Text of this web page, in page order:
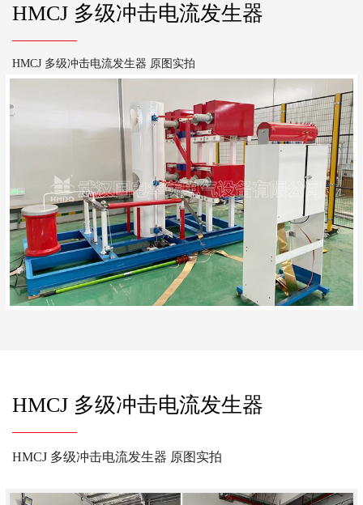
HMCJ 多级冲击电流发生器
HMCJ 多级冲击电流发生器 原图实拍
HMCJ 多级冲击电流发生器
HMCJ 多级冲击电流发生器 原图实拍